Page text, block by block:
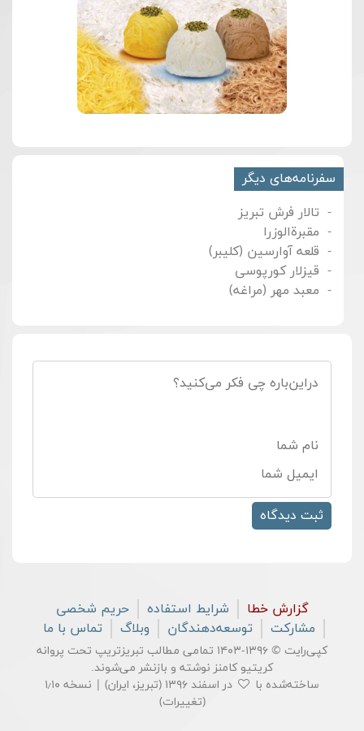
سفرنامه‌های دیگر
تالار فرش تبریز
مقبرة‌الوزرا
قلعه آوارسین (کلیبر)
قیزلار کورپوسی
معبد مهر (مراغه)
گزارش خطا شرایط استفاده
حریم شخصی
مشارکت
توسعه‌دهندگان وبلاگ تماس با ما
کپی‌رایت © ۱۳۹۶-۱۴۰۳ تمامی مطالب تبریزتریپ تحت پروانه
کریتیو کامنز نوشته و بازنشر می‌شوند.
ساخته‌شده با
در اسفند ۱۳۹۶ (تبریز، ایران) | نسخه ۱٫۱۰
(تغییرات)